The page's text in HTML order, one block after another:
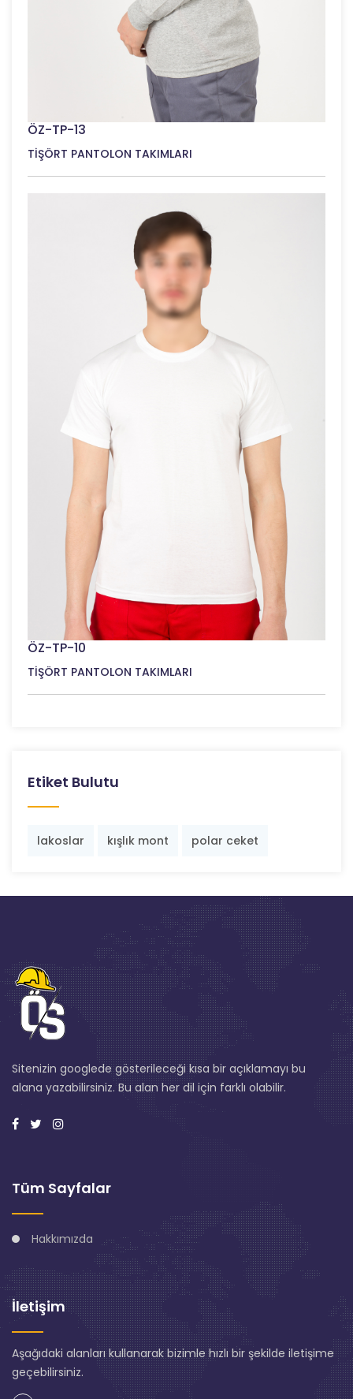
ÖZ-TP-13
TİŞÖRT PANTOLON TAKIMLARI
ÖZ-TP-10
TİŞÖRT PANTOLON TAKIMLARI
Etiket Bulutu
lakoslar kışlık mont polar ceket
Sitenizin googlede gösterileceği kısa bir açıklamayı bu
alana yazabilirsiniz. Bu alan her dil için farklı olabilir.
Tüm Sayfalar
Hakkımızda
İletişim
Aşağıdaki alanları kullanarak bizimle hızlı bir şekilde iletişime
geçebilirsiniz.